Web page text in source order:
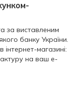
за виставленим
банку України.
магазині:
на ваш e-